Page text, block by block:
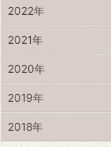
2022年
2021年
2020年
2019年
2018年